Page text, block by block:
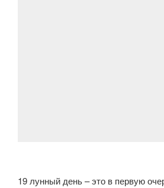
19 лунный день – это в первую